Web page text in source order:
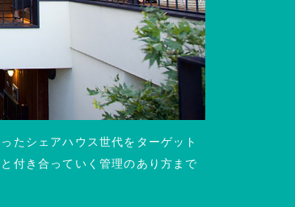
たシェアハウス世代をターゲット
付き合っていく管理のあり方まで